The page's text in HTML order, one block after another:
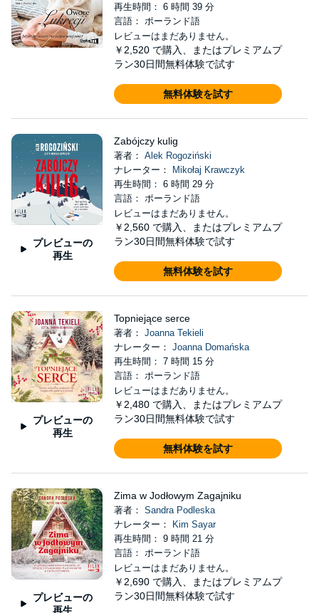
再生時間： 6 時間 39 分
言語： ポーランド語
レビューはまだありません。
￥2,520 で購入、またはプレミアムプ
ラン30日間無料体験で試す
無料体験を試す
プレビューの
再生
Zabójczy kulig
著者： Alek Rogoziński
ナレーター：
Mikołaj Krawczyk
再生時間： 6 時間 29 分
言語： ポーランド語
レビューはまだありません。
￥2,560 で購入、またはプレミアムプ
ラン30日間無料体験で試す
無料体験を試す
プレビューの
再生
Topniejące serce
著者： Joanna Tekieli
ナレーター： Joanna Domańska
再生時間： 7 時間 15 分
言語： ポーランド語
レビューはまだありません。
￥2,480 で購入、またはプレミアムプ
ラン30日間無料体験で試す
無料体験を試す
プレビューの
再生
Zima w Jodłowym Zagajniku
著者： Sandra Podleska
ナレーター：
Kim Sayar
再生時間： 9 時間 21 分
言語： ポーランド語
レビューはまだありません。
￥2,690 で購入、またはプレミアムプ
ラン30日間無料体験で試す